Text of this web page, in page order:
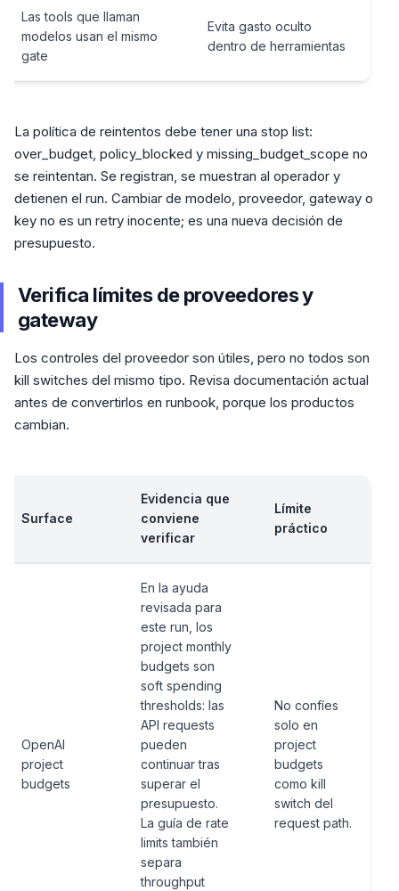
Las tools que llaman
modelos usan el mismo
gate
Evita gasto oculto
dentro de herramientas
La política de reintentos debe tener una stop list:
over_budget, policy_blocked y missing_budget_scope no
se reintentan. Se registran, se muestran al operador y
detienen el run. Cambiar de modelo, proveedor, gateway o
key no es un retry inocente; es una nueva decisión de
presupuesto.
Verifica límites de proveedores y
gateway
Los controles del proveedor son útiles, pero no todos son
kill switches del mismo tipo. Revisa documentación actual
antes de convertirlos en runbook, porque los productos
cambian.
Surface
Evidencia que
conviene
verificar
Límite
práctico
OpenAI
project
budgets
En la ayuda
revisada para
este run, los
project monthly
budgets son
soft spending
thresholds: las
API requests
pueden
continuar tras
superar el
presupuesto.
La guía de rate
limits también
separa
throughput
No confíes
solo en
project
budgets
como kill
switch del
request path.